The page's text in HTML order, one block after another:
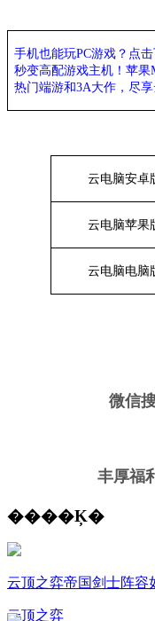
手机也能玩PC游戏？点
秒变高配游戏主机 ！苹果
热门端游和3A大作， 尽享
云电脑安卓
云电脑苹果
云电脑电脑
微信
丰厚福
����Ķ�
云顶之弈帝国剑士阵容
云顶之弈